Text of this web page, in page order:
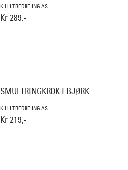
KILLI TREDREIING AS
Kr 289,-
SMULTRINGKROK I BJØRK
KILLI TREDREIING AS
Kr 219,-